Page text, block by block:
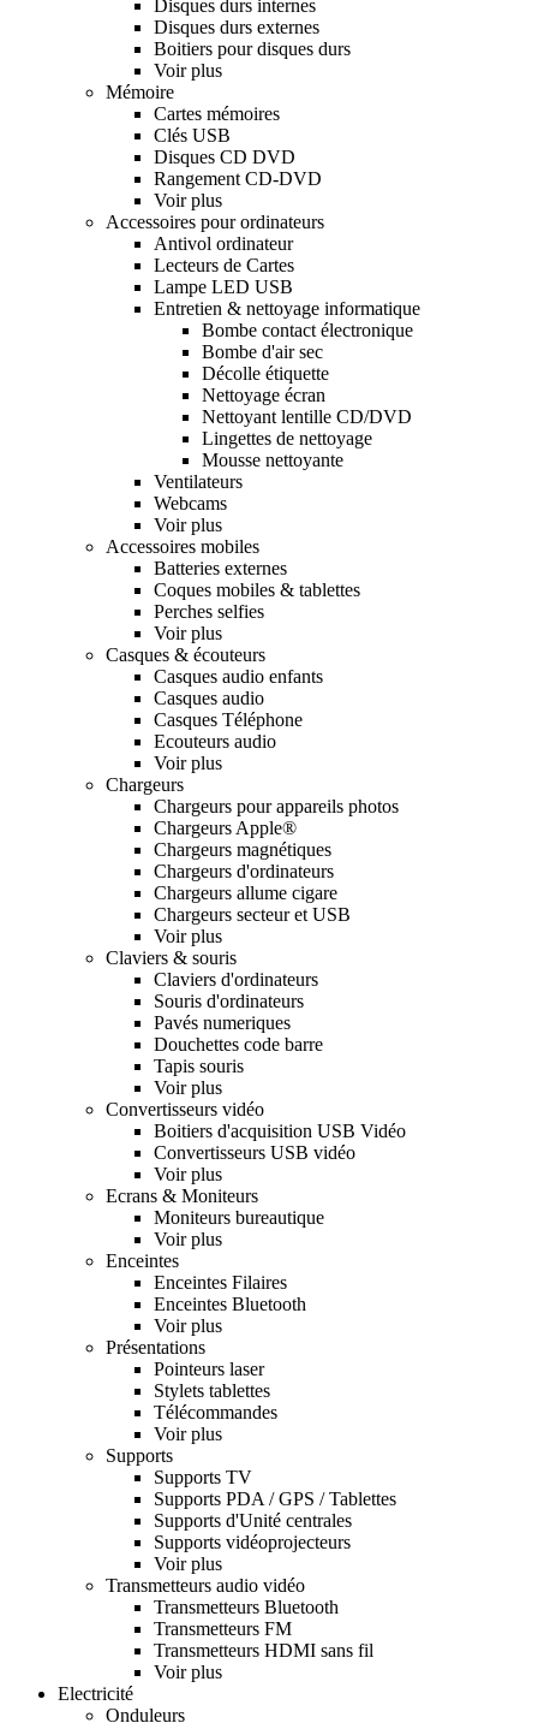
Disques durs internes
Disques durs externes
Boitiers pour disques durs
Voir plus
Mémoire
Cartes mémoires
Clés USB
Disques CD DVD
Rangement CD-DVD
Voir plus
Accessoires pour ordinateurs
Antivol ordinateur
Lecteurs de Cartes
Lampe LED USB
Entretien & nettoyage informatique
Bombe contact électronique
Bombe d'air sec
Décolle étiquette
Nettoyage écran
Nettoyant lentille CD/DVD
Lingettes de nettoyage
Mousse nettoyante
Ventilateurs
Webcams
Voir plus
Accessoires mobiles
Batteries externes
Coques mobiles & tablettes
Perches selfies
Voir plus
Casques & écouteurs
Casques audio enfants
Casques audio
Casques Téléphone
Ecouteurs audio
Voir plus
Chargeurs
Chargeurs pour appareils photos
Chargeurs Apple®
Chargeurs magnétiques
Chargeurs d'ordinateurs
Chargeurs allume cigare
Chargeurs secteur et USB
Voir plus
Claviers & souris
Claviers d'ordinateurs
Souris d'ordinateurs
Pavés numeriques
Douchettes code barre
Tapis souris
Voir plus
Convertisseurs vidéo
Boitiers d'acquisition USB Vidéo
Convertisseurs USB vidéo
Voir plus
Ecrans & Moniteurs
Moniteurs bureautique
Voir plus
Enceintes
Enceintes Filaires
Enceintes Bluetooth
Voir plus
Présentations
Pointeurs laser
Stylets tablettes
Télécommandes
Voir plus
Supports
Supports TV
Supports PDA / GPS / Tablettes
Supports d'Unité centrales
Supports vidéoprojecteurs
Voir plus
Transmetteurs audio vidéo
Transmetteurs Bluetooth
Transmetteurs FM
Transmetteurs HDMI sans fil
Voir plus
Electricité
Onduleurs